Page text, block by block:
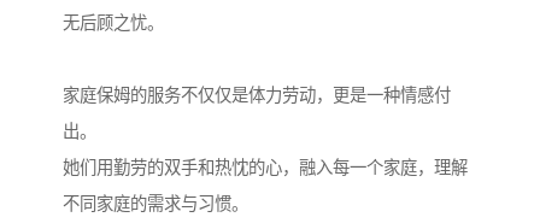
无后顾之忧。
家庭保姆的服务不仅仅是体力劳动，更是一种情感付
出。
她们用勤劳的双手和热忱的心，融入每一个家庭，理解
不同家庭的需求与习惯。